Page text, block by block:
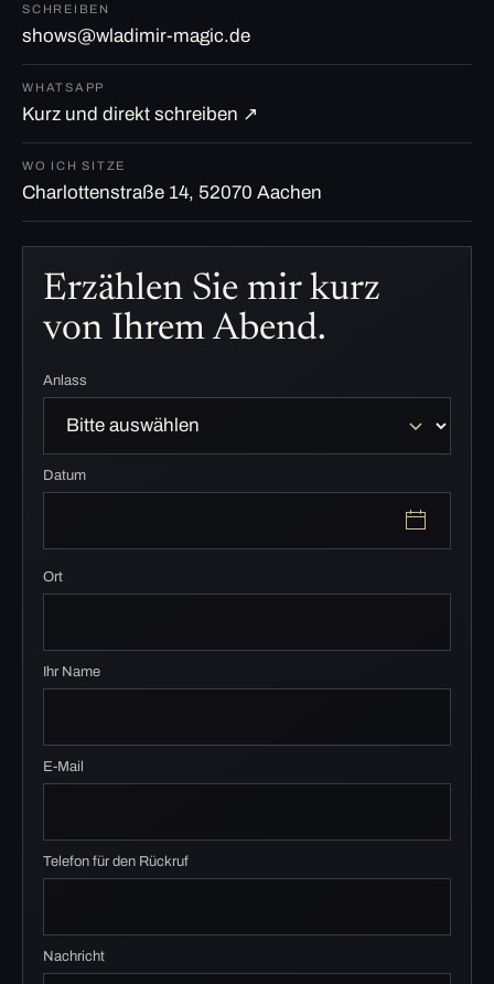
SCHREIBEN
shows@wladimir-magic.de
WHATSAPP
Kurz und direkt schreiben ↗
WO ICH SITZE
Charlottenstraße 14, 52070 Aachen
Erzählen Sie mir kurz
von Ihrem Abend.
Anlass
Datum
Ort
Ihr Name
E-Mail
Telefon für den Rückruf
Nachricht